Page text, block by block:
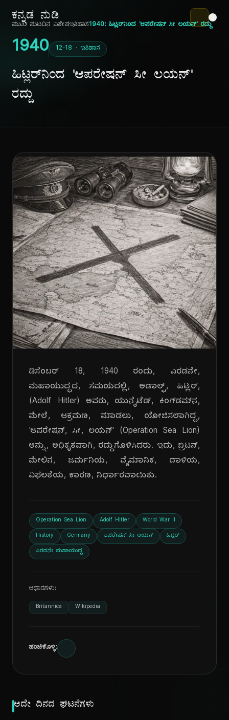
ಕನ್ನಡ ನುಡಿ
ಮುಖ ಪುಟದಿನ ವಿಶೇಷಇತಿಹಾಸ1940: ಹಿಟ್ಲರ್‌ನಿಂದ 'ಆಪರೇಷನ್ ಸೀ ಲಯನ್' ರದ್ದು
1940 12-18 · ಇತಿಹಾಸ
ಹಿಟ್ಲರ್‌ನಿಂದ 'ಆಪರೇಷನ್ ಸೀ ಲಯನ್'
ರದ್ದು
ಡಿಸೆಂಬರ್ 18, 1940 ರಂದು, ಎರಡನೇ,
ಮಹಾಯುದ್ಧದ, ಸಮಯದಲ್ಲಿ, ಅಡಾಲ್ಫ್, ಹಿಟ್ಲರ್,
(Adolf Hitler) ಅವರು, ಯುನೈಟೆಡ್, ಕಿಂಗ್‌ಡಮ್‌ನ,
ಮೇಲೆ, ಆಕ್ರಮಣ, ಮಾಡಲು, ಯೋಜಿಸಲಾಗಿದ್ದ,
'ಆಪರೇಷನ್, ಸೀ, ಲಯನ್' (Operation Sea Lion)
ಅನ್ನು, ಅಧಿಕೃತವಾಗಿ, ರದ್ದುಗೊಳಿಸಿದರು. ಇದು, ಬ್ರಿಟನ್,
ಮೇಲಿನ, ಜರ್ಮನಿಯ, ವೈಮಾನಿಕ, ದಾಳಿಯ,
ವಿಫಲತೆಯ, ಕಾರಣ, ನಿರ್ಧಾರವಾಯಿತು.
Operation Sea Lion Adolf Hitler World War II
History Germany ಆಪರೇಷನ್ ಸೀ ಲಯನ್ ಹಿಟ್ಲರ್
ಎರಡನೇ ಮಹಾಯುದ್ಧ
ಆಧಾರಗಳು:
Britannica Wikipedia
ಹಂಚಿಕೊಳ್ಳಿ:
ಅದೇ ದಿನದ ಘಟನೆಗಳು